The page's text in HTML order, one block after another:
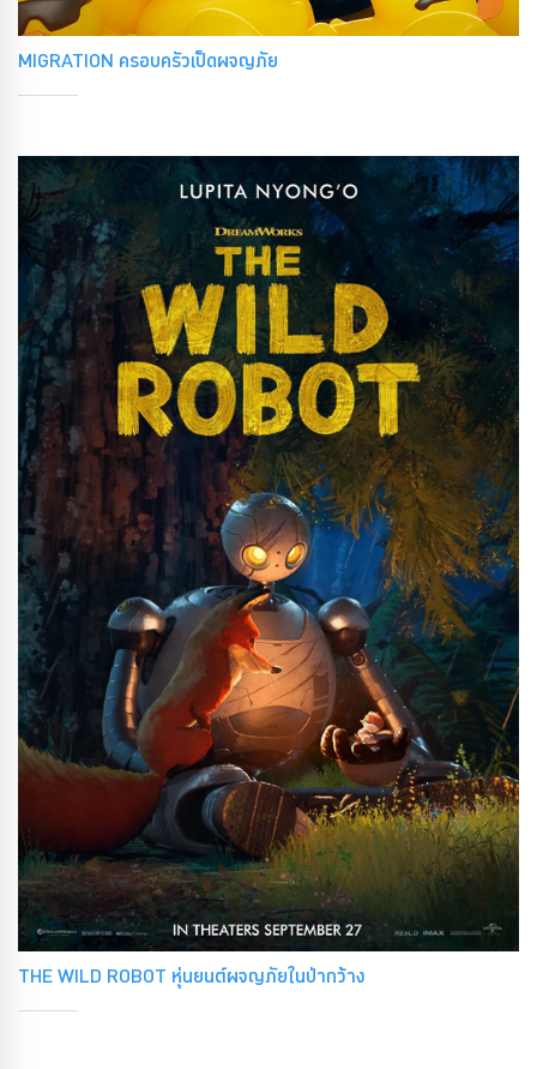
MIGRATION ครอบครัวเป็ดผจญภัย
THE WILD ROBOT หุ่นยนต์ผจญภัยในป่ากว้าง